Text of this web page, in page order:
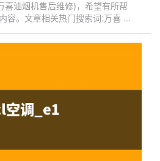
喜油烟机售后维修)，希望有所帮
容。文章相关热门搜索词:万喜 ...